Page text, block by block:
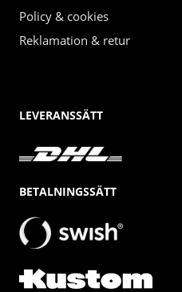
Policy & cookies
Reklamation & retur
LEVERANSSÄTT
BETALNINGSSÄTT